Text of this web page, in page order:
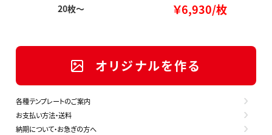
20枚～ ￥6,930/枚
オリジナルを作る
各種テンプレートのご案内
お支払い方法・送料
納期について・お急ぎの方へ